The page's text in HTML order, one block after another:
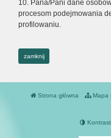
10. Pana/Pani dane
procesom podejmowania
profilowaniu.
zamknij
Strona główna Mapa
Kontrast